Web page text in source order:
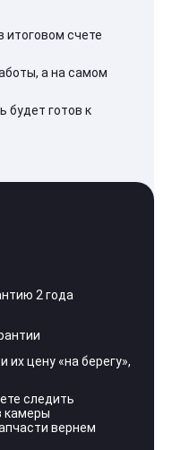
счете
а на самом
будет готов к
2 года
их цену «на берегу»,
следить
камеры
вернем